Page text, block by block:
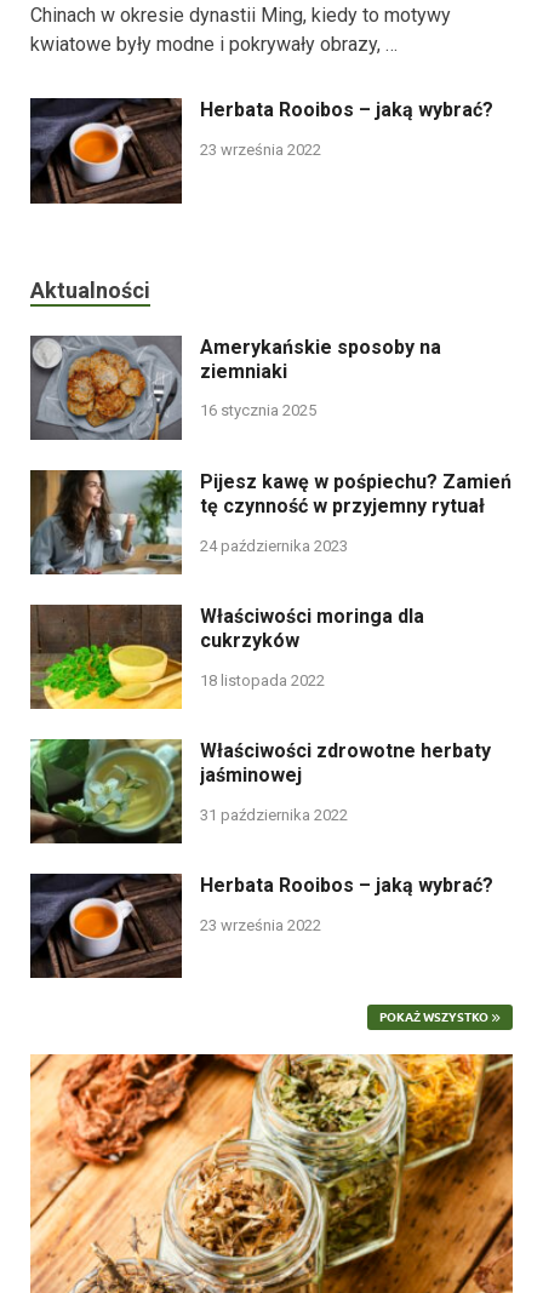
Chinach w okresie dynastii Ming, kiedy to motywy
kwiatowe były modne i pokrywały obrazy, …
Herbata Rooibos – jaką wybrać?
23 września 2022
Aktualności
Amerykańskie sposoby na
ziemniaki
16 stycznia 2025
Pijesz kawę w pośpiechu? Zamień
tę czynność w przyjemny rytuał
24 października 2023
Właściwości moringa dla
cukrzyków
18 listopada 2022
Właściwości zdrowotne herbaty
jaśminowej
31 października 2022
Herbata Rooibos – jaką wybrać?
23 września 2022
POKAŻ WSZYSTKO